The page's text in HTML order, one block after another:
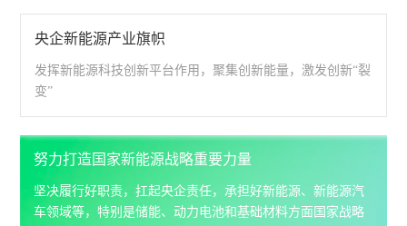
央企新能源产业旗帜
发挥新能源科技创新平台作用，聚集创新能量，激发创新“裂
变”
努力打造国家新能源战略重要力量
坚决履行好职责，扛起央企责任，承担好新能源、新能源汽
车领域等，特别是储能、动力电池和基础材料方面国家战略